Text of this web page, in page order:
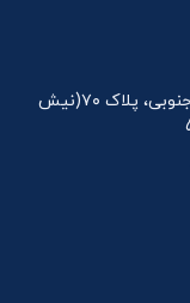
تهران، بلوار اندرزگو، نبش خیابان عبداللهی جنوبی، پلاک ۷۰(نیش